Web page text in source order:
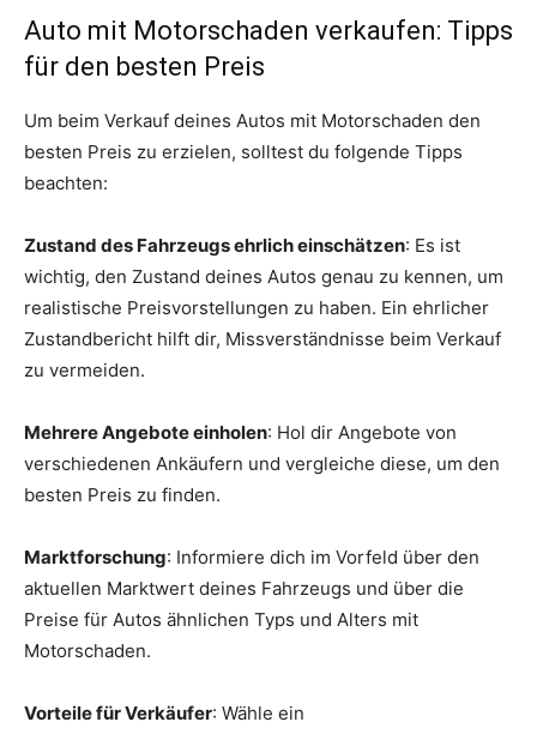
Auto mit Motorschaden verkaufen: Tipps
für den besten Preis
Um beim Verkauf deines Autos mit Motorschaden den
besten Preis zu erzielen, solltest du folgende Tipps
beachten:
Zustand des Fahrzeugs ehrlich einschätzen: Es ist
wichtig, den Zustand deines Autos genau zu kennen, um
realistische Preisvorstellungen zu haben. Ein ehrlicher
Zustandbericht hilft dir, Missverständnisse beim Verkauf
zu vermeiden.
Mehrere Angebote einholen: Hol dir Angebote von
verschiedenen Ankäufern und vergleiche diese, um den
besten Preis zu finden.
Marktforschung: Informiere dich im Vorfeld über den
aktuellen Marktwert deines Fahrzeugs und über die
Preise für Autos ähnlichen Typs und Alters mit
Motorschaden.
Vorteile für Verkäufer: Wähle ein